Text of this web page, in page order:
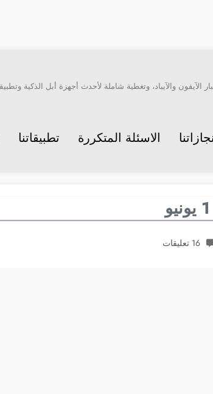
والآيباد، وتغطية شاملة لأحدث أجهزة أبل الذكية
الاسئلة المتكررة تطبيقاتنا
16 تعليقات